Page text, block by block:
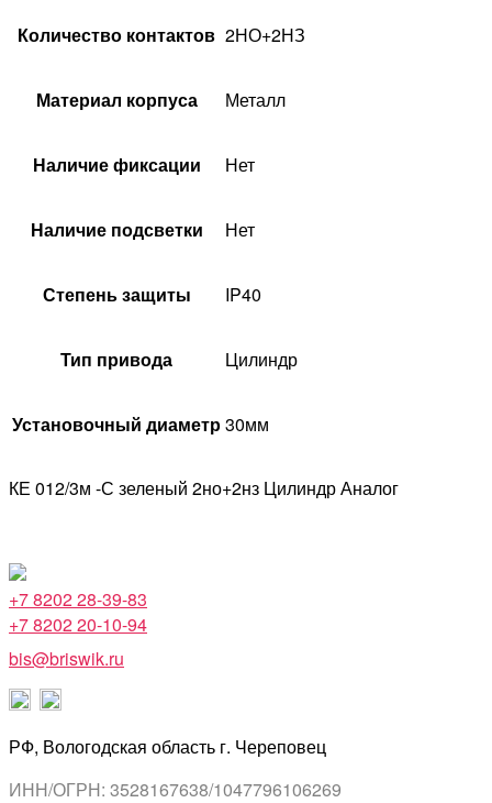
Количество контактов 2НО+2НЗ
Материал корпуса Металл
Наличие фиксации Нет
Наличие подсветки Нет
Степень защиты IP40
Тип привода Цилиндр
Установочный диаметр30мм
КЕ 012/3м -С зеленый 2но+2нз Цилиндр Аналог
+7 8202 28-39-83
+7 8202 20-10-94
bis@briswik.ru
РФ, Вологодская область г. Череповец
ИНН/ОГРН: 3528167638/1047796106269